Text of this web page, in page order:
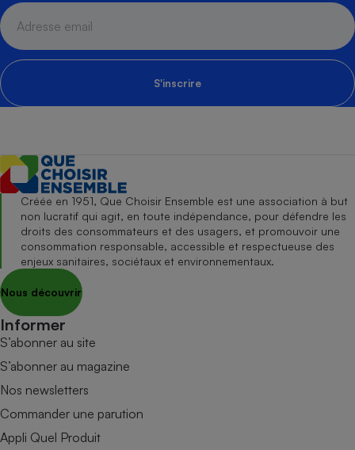
S'inscrire
Créée en 1951, Que Choisir Ensemble est une association à but
non lucratif qui agit, en toute indépendance, pour défendre les
droits des consommateurs et des usagers, et promouvoir une
consommation responsable, accessible et respectueuse des
enjeux sanitaires, sociétaux et environnementaux.
Nous découvrir
Informer
S’abonner au site
S’abonner au magazine
Nos newsletters
Commander une parution
Appli Quel Produit